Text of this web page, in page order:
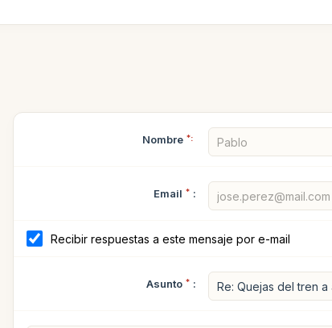
Nombre *:
Email * :
Recibir respuestas a este mensaje por e-mail
Asunto * :